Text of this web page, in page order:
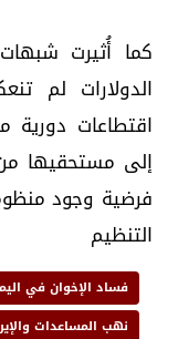
كما أُثيرت
الدولارات لم
اقتطاعات دورية
إلى مستحقيها
فرضية وجود
التنظيم
فساد الإخوان في
نهب المساعدات